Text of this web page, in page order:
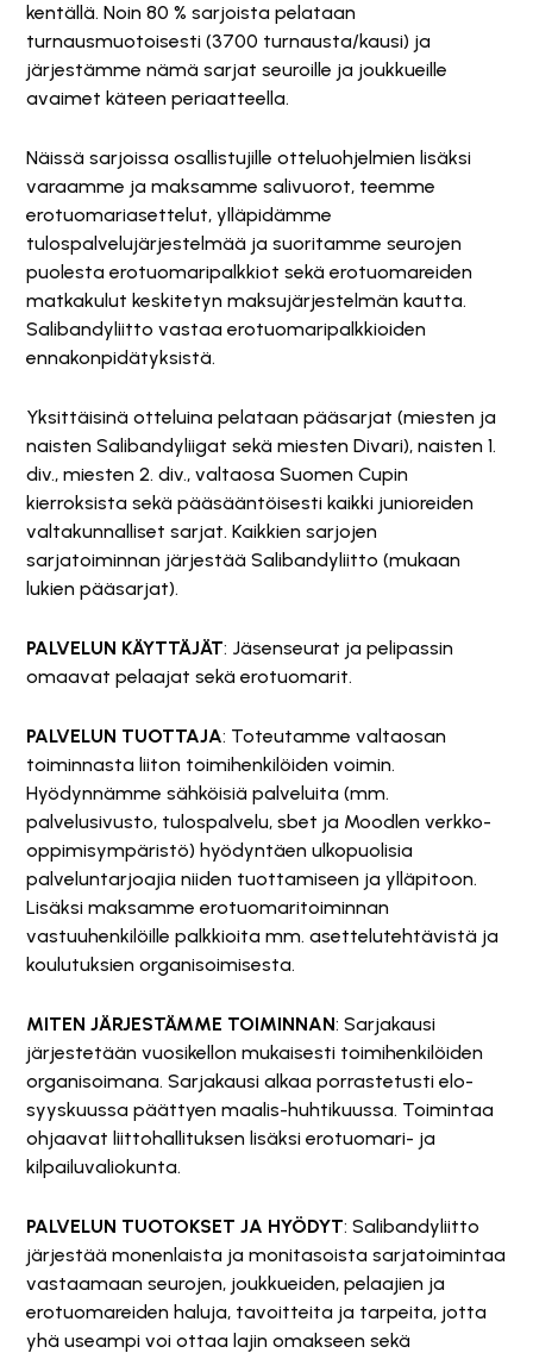
kentällä. Noin 80 % sarjoista pelataan
turnausmuotoisesti (3700 turnausta/kausi) ja
järjestämme nämä sarjat seuroille ja joukkueille
avaimet käteen periaatteella.
Näissä sarjoissa osallistujille otteluohjelmien lisäksi
varaamme ja maksamme salivuorot, teemme
erotuomariasettelut, ylläpidämme
tulospalvelujärjestelmää ja suoritamme seurojen
puolesta erotuomaripalkkiot sekä erotuomareiden
matkakulut keskitetyn maksujärjestelmän kautta.
Salibandyliitto vastaa erotuomaripalkkioiden
ennakonpidätyksistä.
Yksittäisinä otteluina pelataan pääsarjat (miesten ja
naisten Salibandyliigat sekä miesten Divari), naisten 1.
div., miesten 2. div., valtaosa Suomen Cupin
kierroksista sekä pääsääntöisesti kaikki junioreiden
valtakunnalliset sarjat. Kaikkien sarjojen
sarjatoiminnan järjestää Salibandyliitto (mukaan
lukien pääsarjat).
PALVELUN KÄYTTÄJÄT: Jäsenseurat ja pelipassin
omaavat pelaajat sekä erotuomarit.
PALVELUN TUOTTAJA: Toteutamme valtaosan
toiminnasta liiton toimihenkilöiden voimin.
Hyödynnämme sähköisiä palveluita (mm.
palvelusivusto, tulospalvelu, sbet ja Moodlen verkko-
oppimisympäristö) hyödyntäen ulkopuolisia
palveluntarjoajia niiden tuottamiseen ja ylläpitoon.
Lisäksi maksamme erotuomaritoiminnan
vastuuhenkilöille palkkioita mm. asettelutehtävistä ja
koulutuksien organisoimisesta.
MITEN JÄRJESTÄMME TOIMINNAN: Sarjakausi
järjestetään vuosikellon mukaisesti toimihenkilöiden
organisoimana. Sarjakausi alkaa porrastetusti elo-
syyskuussa päättyen maalis-huhtikuussa. Toimintaa
ohjaavat liittohallituksen lisäksi erotuomari- ja
kilpailuvaliokunta.
PALVELUN TUOTOKSET JA HYÖDYT: Salibandyliitto
järjestää monenlaista ja monitasoista sarjatoimintaa
vastaamaan seurojen, joukkueiden, pelaajien ja
erotuomareiden haluja, tavoitteita ja tarpeita, jotta
yhä useampi voi ottaa lajin omakseen sekä